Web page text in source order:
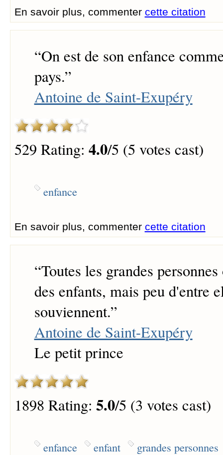
En savoir plus, commenter cette citation
“On est de son enfance
pays.”
Antoine de Saint-Exupéry
529 Rating: 4.0/5 (5 votes cast)
enfance
En savoir plus, commenter cette citation
“Toutes les grandes
des enfants, mais peu d'entre
souviennent.”
Antoine de Saint-Exupéry
Le petit prince
1898 Rating: 5.0/5 (3 votes cast)
enfance enfant grandes personnes